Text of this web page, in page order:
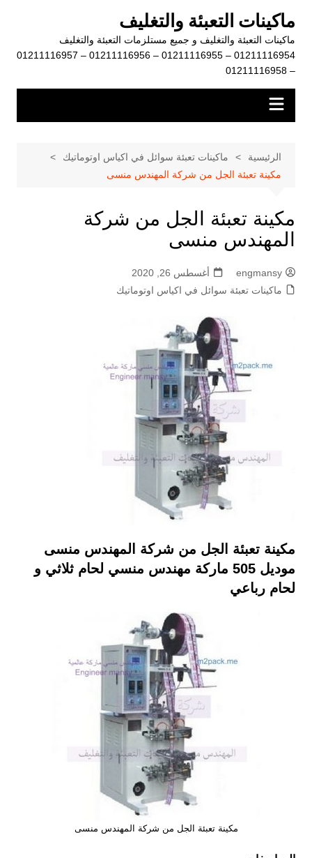
المحتوى
ماكينات التعبئة والتغليف
ماكينات التعبئة والتغليف و جميع مستلزمات التعبئة والتغليف
01211116954 – 01211116955 – 01211116956 – 01211116957
– 01211116958
الرئيسية
ماكينات تعبئة سوائل في اكياس اوتوماتيك
مكينة تعبئة الجل من شركة المهندس منسى
مكينة تعبئة الجل من شركة
المهندس منسى
engmansy
أغسطس 26, 2020
ماكينات تعبئة سوائل في اكياس اوتوماتيك
مكينة تعبئة الجل من شركة المهندس منسى
موديل 505 ماركة مهندس منسي لحام ثلاثي و
لحام رباعي
مكينة تعبئة الجل من شركة المهندس منسى